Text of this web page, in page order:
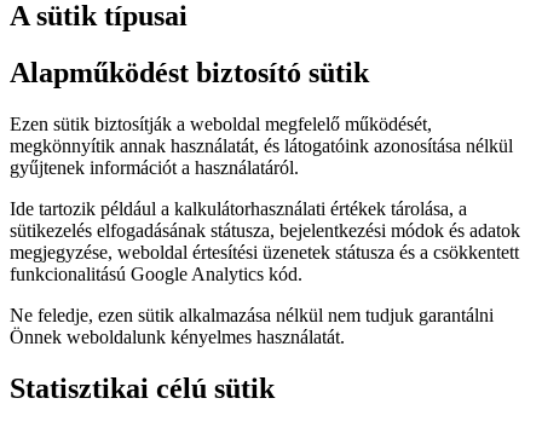
A sütik típusai
Alapműködést biztosító sütik
Ezen sütik biztosítják a weboldal megfelelő működését,
megkönnyítik annak használatát, és látogatóink azonosítása nélkül
gyűjtenek információt a használatáról.
Ide tartozik például a kalkulátorhasználati értékek tárolása, a
sütikezelés elfogadásának státusza, bejelentkezési módok és adatok
megjegyzése, weboldal értesítési üzenetek státusza és a csökkentett
funkcionalitású Google Analytics kód.
Ne feledje, ezen sütik alkalmazása nélkül nem tudjuk garantálni
Önnek weboldalunk kényelmes használatát.
Statisztikai célú sütik